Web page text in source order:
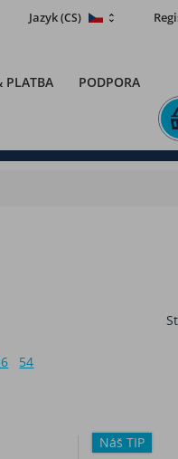
Jazyk(CS)
PLATBA PODPORA
54
Náš TIP